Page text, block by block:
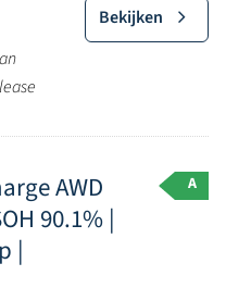
Bekijken
AWD
90.1% |
|
A